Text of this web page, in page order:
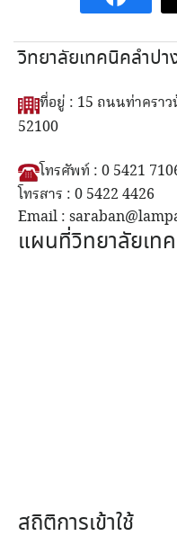
วิทยาลัยเทคนิคลำปา
ที่อยู่ : 15 ถนนท่าคราว
52100
โทรศัพท์ : 0 5421
โทรสาร : 0 5422 4426
Email :
แผนที่วิทยาลัยเท
สถิติการเข้าใช้